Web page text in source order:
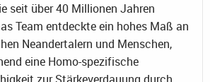
seit über 40 Millionen Jahren
Team entdeckte ein hohes Maß an
Neandertalern und Menschen,
eine Homo-spezifische